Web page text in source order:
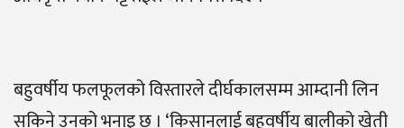
बहुवर्षीय फलफूलको विस्तारले दीर्घकालसम्म आम्दानी लिन
सकिने उनको भनाइ छ । ‘किसानलाई बहुवर्षीय बालीको खेती